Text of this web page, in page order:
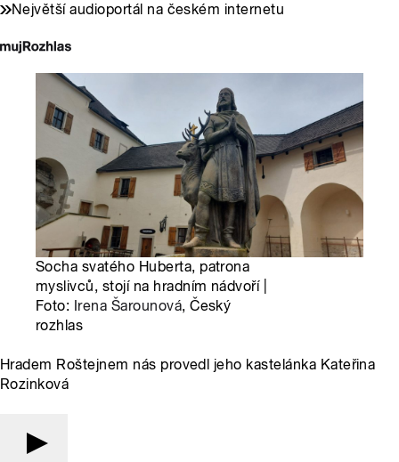
Největší audioportál na českém internetu
Socha svatého Huberta, patrona
myslivců, stojí na hradním nádvoří |
Foto: Irena Šarounová, Český
rozhlas
Hradem Roštejnem nás provedl jeho kastelánka Kateřina
Rozinková